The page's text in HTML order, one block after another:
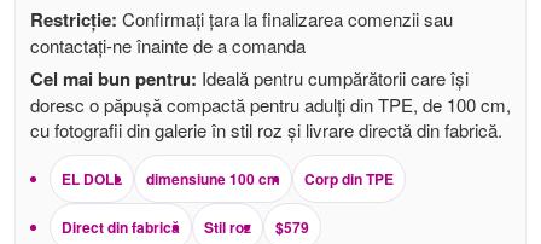
Restricţie: Confirmați țara la finalizarea comenzii sau
contactați-ne înainte de a comanda
Cel mai bun pentru: Ideală pentru cumpărătorii care își
doresc o păpușă compactă pentru adulți din TPE, de 100 cm,
cu fotografii din galerie în stil roz și livrare directă din fabrică.
EL DOLL dimensiune 100 cm Corp din TPE
Direct din fabrică Stil roz $579